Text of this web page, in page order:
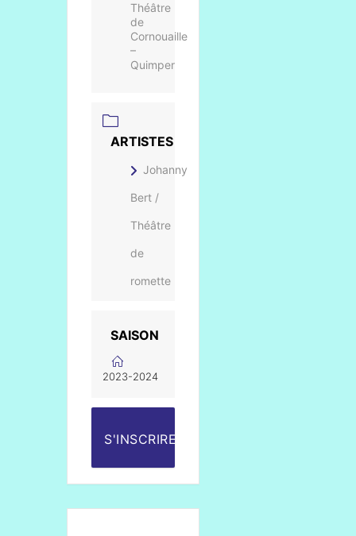
Théâtre
de
Cornouaille
–
Quimper
ARTISTES
Johanny
Bert /
Théâtre
de
romette
SAISON
2023-2024
S'INSCRIRE